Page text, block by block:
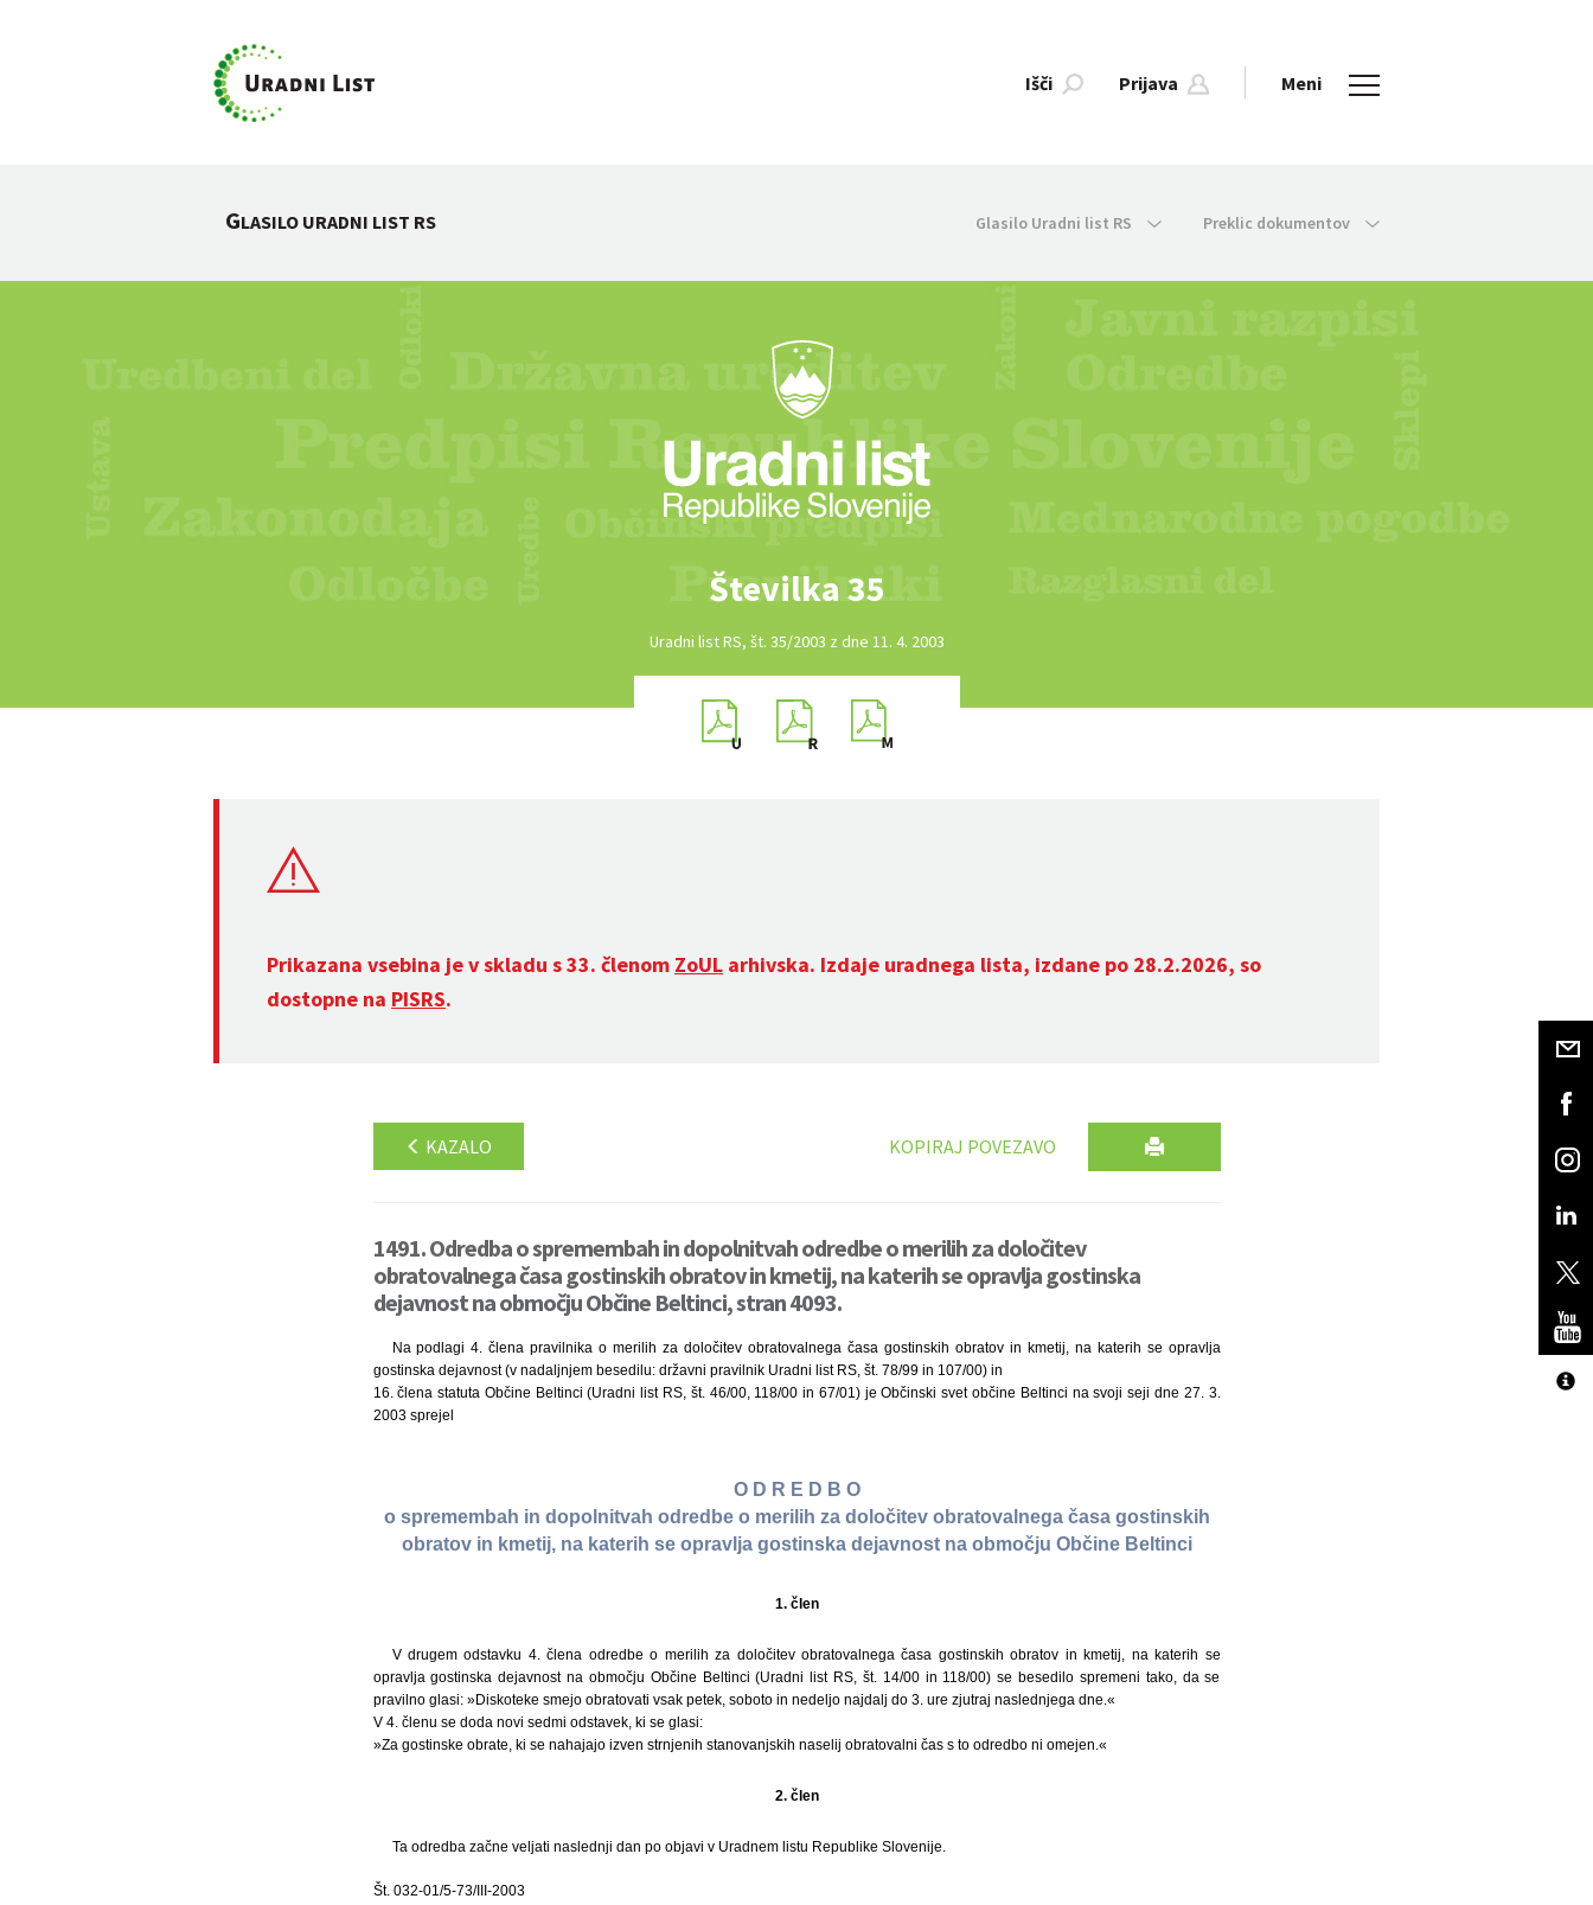
Išči Prijava Meni
GLASILO URADNI LIST RS Glasilo Uradni list RS Preklic dokumentov
Številka 35
Uradni list RS, št. 35/2003 z dne 11. 4. 2003
Prikazana vsebina je v skladu s 33. členom ZoUL arhivska. Izdaje uradnega lista, izdane po 28.2.2026, so
dostopne na PISRS.
KAZALO KOPIRAJ POVEZAVO
1491. Odredba o spremembah in dopolnitvah odredbe o merilih za določitev
obratovalnega časa gostinskih obratov in kmetij, na katerih se opravlja gostinska
dejavnost na območju Občine Beltinci, stran 4093.
Na podlagi 4. člena pravilnika o merilih za določitev obratovalnega časa gostinskih obratov in kmetij, na katerih se opravlja
gostinska dejavnost (v nadaljnjem besedilu: državni pravilnik Uradni list RS, št. 78/99 in 107/00) in
16. člena statuta Občine Beltinci (Uradni list RS, št. 46/00, 118/00 in 67/01) je Občinski svet občine Beltinci na svoji seji dne 27. 3.
2003 sprejel
O D R E D B O
o spremembah in dopolnitvah odredbe o merilih za določitev obratovalnega časa gostinskih
obratov in kmetij, na katerih se opravlja gostinska dejavnost na območju Občine Beltinci
1. člen
V drugem odstavku 4. člena odredbe o merilih za določitev obratovalnega časa gostinskih obratov in kmetij, na katerih se
opravlja gostinska dejavnost na območju Občine Beltinci (Uradni list RS, št. 14/00 in 118/00) se besedilo spremeni tako, da se
pravilno glasi: »Diskoteke smejo obratovati vsak petek, soboto in nedeljo najdalj do 3. ure zjutraj naslednjega dne.«
V 4. členu se doda novi sedmi odstavek, ki se glasi:
»Za gostinske obrate, ki se nahajajo izven strnjenih stanovanjskih naselij obratovalni čas s to odredbo ni omejen.«
2. člen
Ta odredba začne veljati naslednji dan po objavi v Uradnem listu Republike Slovenije.
Št. 032-01/5-73/III-2003